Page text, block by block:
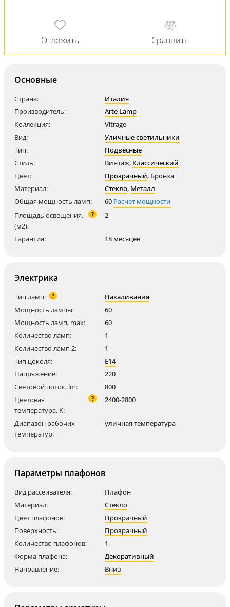
Основные
Страна:
Италия
Производитель:
Arte Lamp
Коллекция:
Vitrage
Вид:
Уличные светильники
Тип:
Подвесные
Стиль:
Винтаж, Классический
Цвет:
Прозрачный, Бронза
Материал:
Стекло, Металл
Общая мощность ламп:
60 Расчет мощности
Площадь освещения,
(м2):
? 2
Гарантия: 18 месяцев
Электрика
Тип ламп: ?
Накаливания
Мощность лампы:
60
Мощность ламп, max:
60
Количество ламп:
1
Количество ламп 2:
1
Тип цоколя:
E14
Напряжение:
220
Световой поток, lm:
800
Цветовая
температура, K:
? 2400-2800
Диапазон рабочих
температур:
уличная температура
Параметры плафонов
Вид рассеивателя:
Плафон
Материал:
Стекло
Цвет плафонов:
Прозрачный
Поверхность:
Прозрачный
Количество плафонов:
1
Форма плафона:
Декоративный
Направление:
Вниз